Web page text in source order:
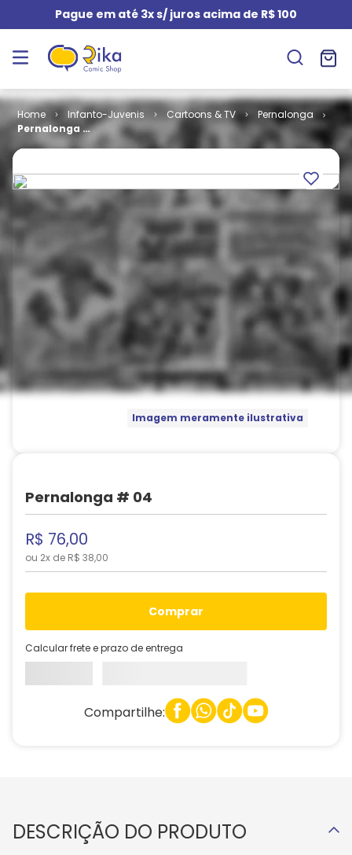
Pague em até 3x s/ juros acima de R$ 100
Infanto-Juvenis Cartoons & TV
Pernalonga
Pernalonga #
Imagem meramente ilustrativa
Pernalonga # 04
R$ 76,00
ou 2x de R$ 38,00
comprar
Calcular frete e prazo de entrega
Compartilhe:
DESCRIÇÃO DO PRODUTO